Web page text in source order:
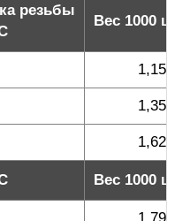
резьбы
Вес 1000
1,15
1,35
1,62
Вес 1000